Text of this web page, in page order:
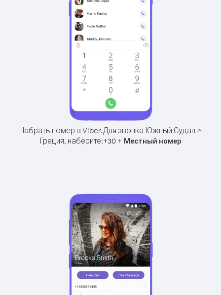
Набрать номер в Viber.Для звонка Южный Судан >
Греция, наберите:+30+ Местный номер